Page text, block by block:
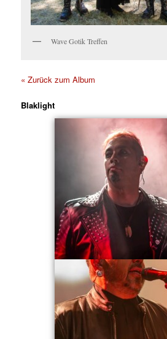
Wave Gotik Treffen
« Zurück zum Album
Blaklight